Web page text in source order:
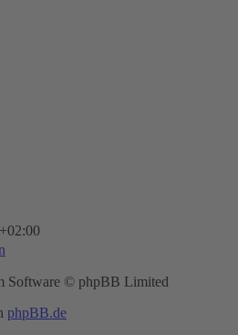
Software © phpBB Limited
phpBB.de